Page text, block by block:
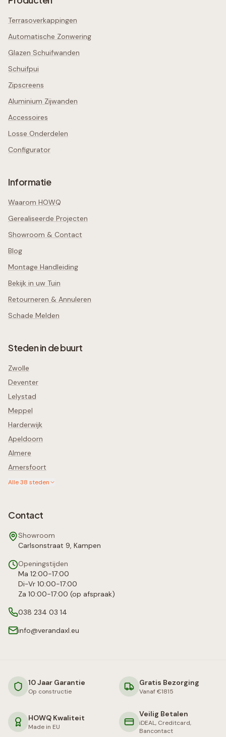
Terrasoverkappingen
Automatische Zonwering
Glazen Schuifwanden
Schuifpui
Zipscreens
Aluminium Zijwanden
Accessoires
Losse Onderdelen
Configurator
Informatie
Waarom HOWQ
Gerealiseerde Projecten
Showroom & Contact
Blog
Montage Handleiding
Bekijk in uw Tuin
Retourneren & Annuleren
Schade Melden
Steden in de buurt
Zwolle
Deventer
Lelystad
Meppel
Harderwijk
Apeldoorn
Almere
Amersfoort
Alle38 steden
Contact
Showroom
Carlsonstraat 9, Kampen
Openingstijden
Ma 12:00-17:00
Di-Vr 10:00-17:00
Za 10:00-17:00 (op afspraak)
038 234 03 14
info@verandaxl.eu
10 Jaar Garantie
Op constructie
Gratis Bezorging
Vanaf €1815
HOWQ Kwaliteit
Made in EU
Veilig Betalen
iDEAL, Creditcard,
Bancontact